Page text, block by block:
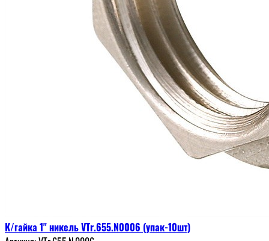
К/гайка 1" никель VTr.655.N0006 (упак-10шт)